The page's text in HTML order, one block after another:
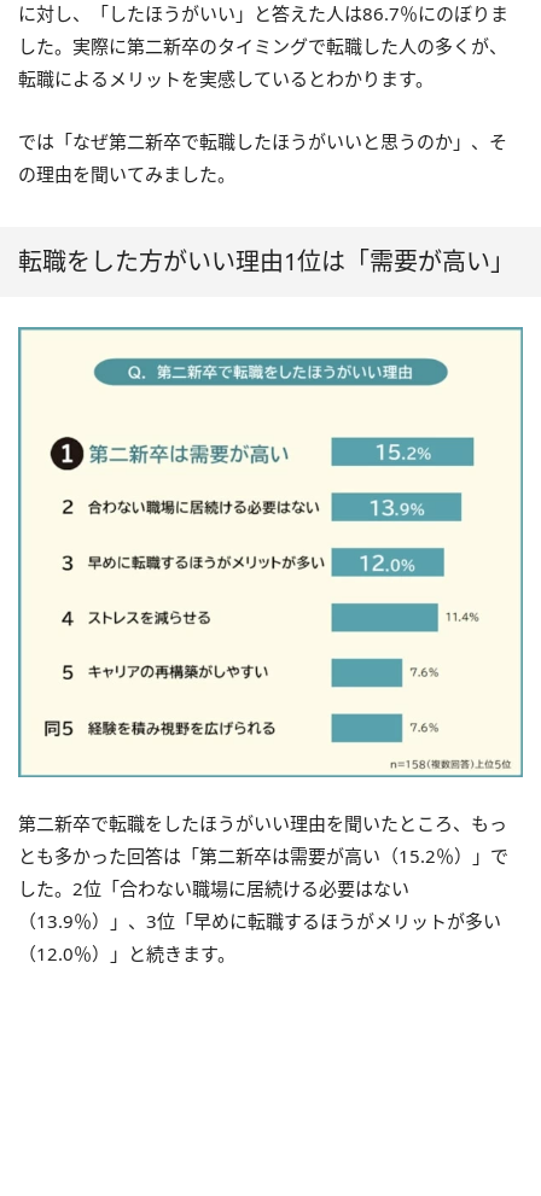
に対し、「したほうがいい」と答えた人は86.7％にのぼりま
した。実際に第二新卒のタイミングで転職した人の多くが、
転職によるメリットを実感しているとわかります。
では「なぜ第二新卒で転職したほうがいいと思うのか」、そ
の理由を聞いてみました。
転職をした方がいい理由1位は「需要が高い」
第二新卒で転職をしたほうがいい理由を聞いたところ、もっ
とも多かった回答は「第二新卒は需要が高い（15.2％）」で
した。2位「合わない職場に居続ける必要はない
（13.9％）」、3位「早めに転職するほうがメリットが多い
（12.0％）」と続きます。